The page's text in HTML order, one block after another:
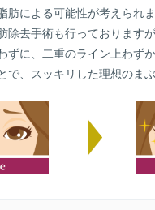
肪による可能性が考えられま
除去手術も行っております
ずに、二重のライン上わず
で、スッキリした理想のま